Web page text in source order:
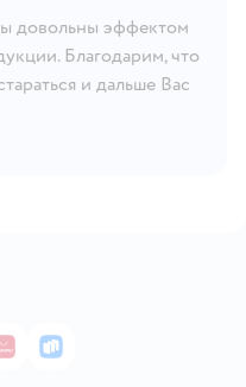
довольны эффектом
Благодарим, что
и дальше Вас
Play
AppGallery
RuStore